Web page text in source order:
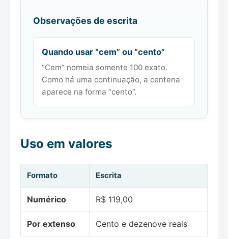
Observações de escrita
Quando usar “cem” ou “cento”
“Cem” nomeia somente 100 exato.
Como há uma continuação, a centena
aparece na forma “cento”.
Uso em valores
Formato Escrita
Numérico R$ 119,00
Por extenso Cento e dezenove reais